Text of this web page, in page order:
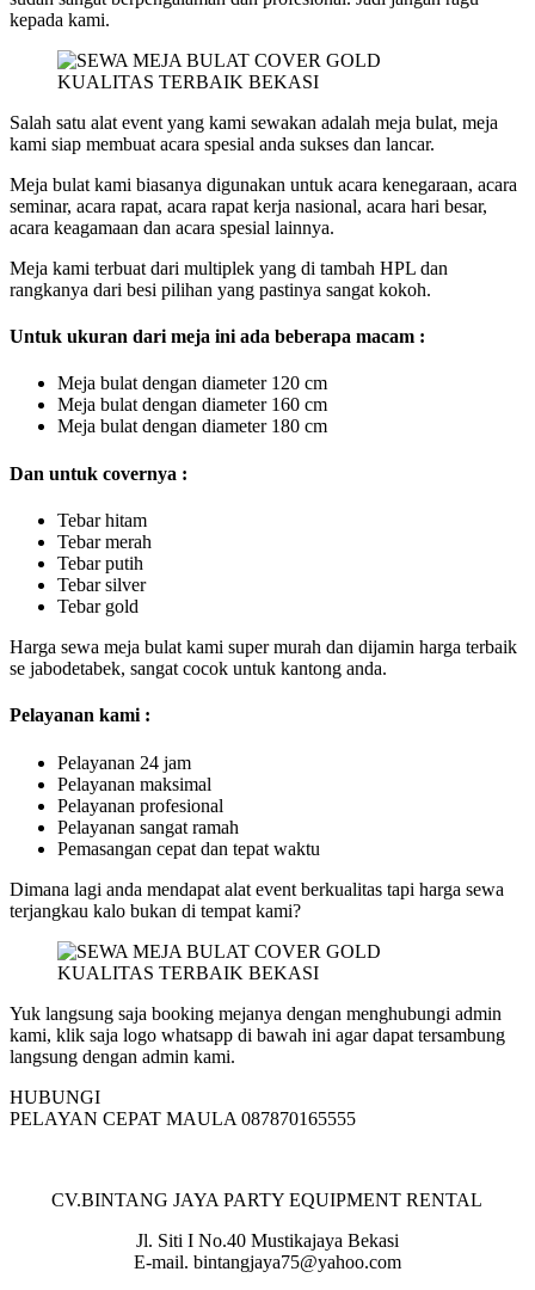
kepada kami.
Salah satu alat event yang kami sewakan adalah meja bulat, meja
kami siap membuat acara spesial anda sukses dan lancar.
Meja bulat kami biasanya digunakan untuk acara kenegaraan, acara
seminar, acara rapat, acara rapat kerja nasional, acara hari besar,
acara keagamaan dan acara spesial lainnya.
Meja kami terbuat dari multiplek yang di tambah HPL dan
rangkanya dari besi pilihan yang pastinya sangat kokoh.
Untuk ukuran dari meja ini ada beberapa macam :
Meja bulat dengan diameter 120 cm
Meja bulat dengan diameter 160 cm
Meja bulat dengan diameter 180 cm
Dan untuk covernya :
Tebar hitam
Tebar merah
Tebar putih
Tebar silver
Tebar gold
Harga sewa meja bulat kami super murah dan dijamin harga terbaik
se jabodetabek, sangat cocok untuk kantong anda.
Pelayanan kami :
Pelayanan 24 jam
Pelayanan maksimal
Pelayanan profesional
Pelayanan sangat ramah
Pemasangan cepat dan tepat waktu
Dimana lagi anda mendapat alat event berkualitas tapi harga sewa
terjangkau kalo bukan di tempat kami?
Yuk langsung saja booking mejanya dengan menghubungi admin
kami, klik saja logo whatsapp di bawah ini agar dapat tersambung
langsung dengan admin kami.
HUBUNGI
PELAYAN CEPAT MAULA 087870165555
CV.BINTANG JAYA PARTY EQUIPMENT RENTAL
Jl. Siti I No.40 Mustikajaya Bekasi
E-mail. bintangjaya75@yahoo.com